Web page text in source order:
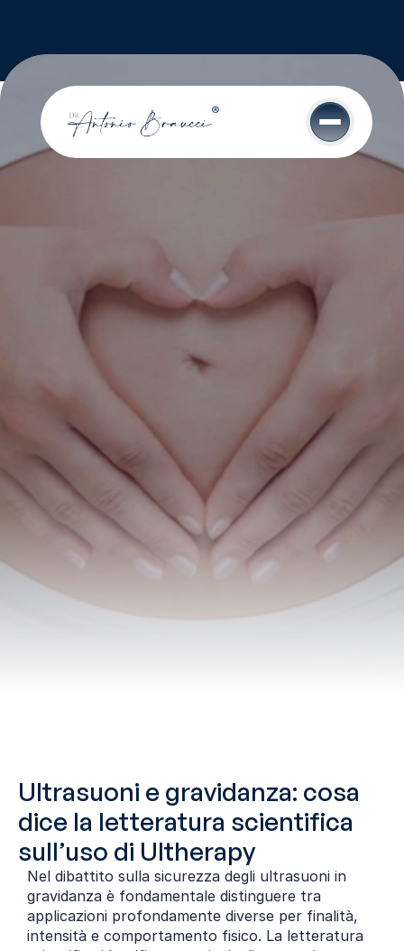
Ultrasuoni e gravidanza: cosa
dice la letteratura scientifica
sull’uso di Ultherapy
Nel dibattito sulla sicurezza degli ultrasuoni in
gravidanza è fondamentale distinguere tra
applicazioni profondamente diverse per finalità,
intensità e comportamento fisico. La letteratura